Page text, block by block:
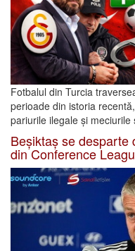
Fotbalul din Turcia
perioade din istoria
pariurile ilegale și
Beșiktaș se
din Conference